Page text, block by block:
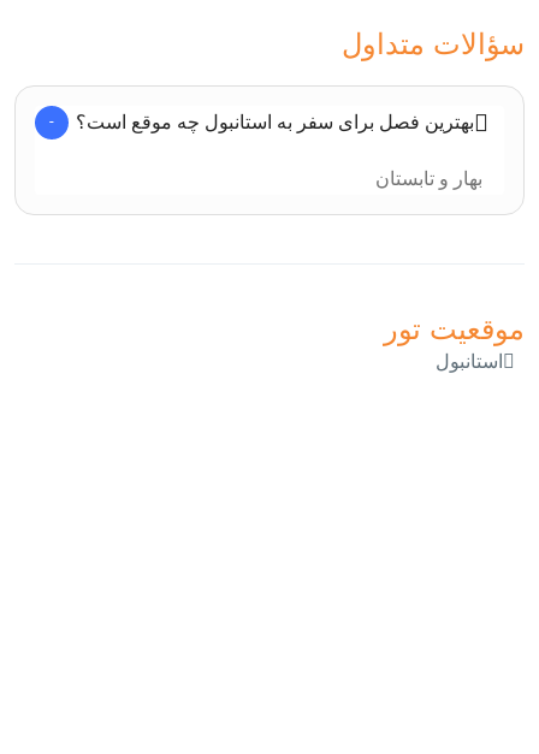
سؤالات متداول
بهترین فصل برای سفر به استانبول چه موقع است؟
بهار و تابستان
موقعیت تور
استانبول